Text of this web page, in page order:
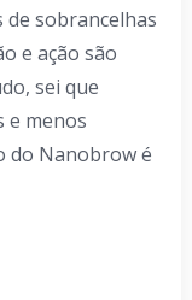
de sobrancelhas
e ação são
sei que
e menos
do Nanobrow é